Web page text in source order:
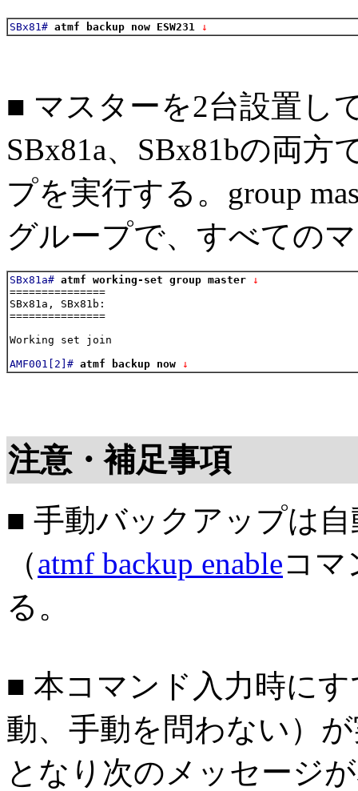
SBx81# atmf backup now ESW231 ↓
■ マスターを2台設置し
SBx81a、SBx81bの両
プを実行する。group
グループで、すべての
SBx81a# atmf working-set group master ↓
===============
SBx81a, SBx81b:
===============
Working set join
AMF001[2]# atmf backup now ↓
注意・補足事項
■ 手動バックアップは
（atmf backup enableコマ
る。
■ 本コマンド入力時に
動、手動を問わない）
となり次のメッセージ